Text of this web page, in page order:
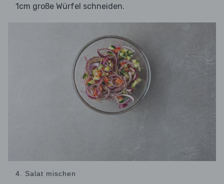
1cm große Würfel schneiden.
4. Salat mischen